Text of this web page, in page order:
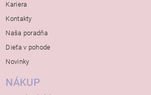
Kariera
Kontakty
Naša poradňa
Dieťa v pohode
Novinky
NÁKUP